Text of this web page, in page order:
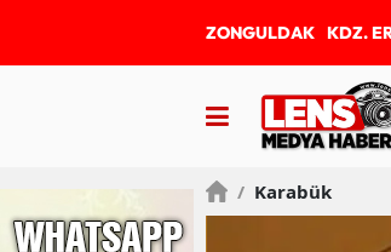
ZONGULDAK KDZ.
/ Karabük